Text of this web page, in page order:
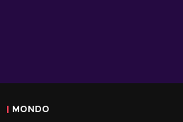
MONDO